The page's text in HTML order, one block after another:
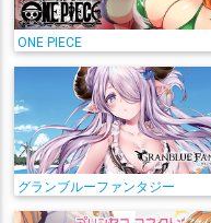
ONE PIECE
グランブルーファンタジー